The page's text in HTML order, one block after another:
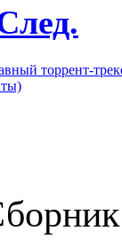
торрент-